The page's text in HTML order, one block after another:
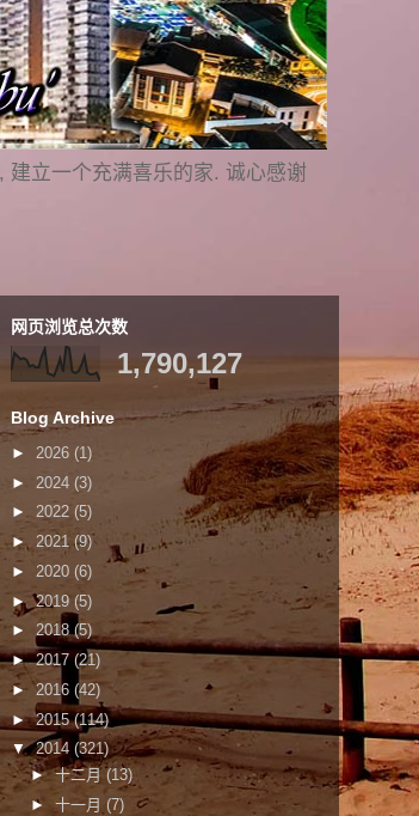
建立一个充满喜乐的家. 诚心感谢
网页浏览总次数
1,790,127
Blog Archive
► 2026 (1)
► 2024 (3)
► 2022 (5)
► 2021 (9)
► 2020 (6)
►2019 (5)
► 2018(5)
►2017(21)
►2016 (42)
►2015(114)
▼2014 (321)
►十二月(13)
► 十一月 (7)